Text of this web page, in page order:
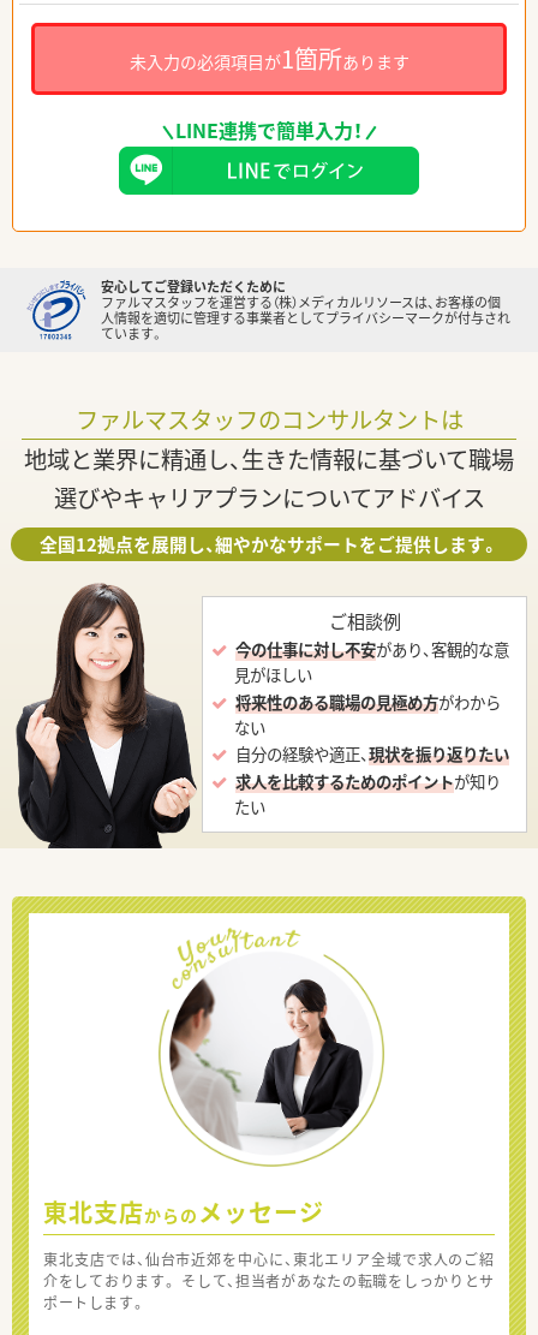
未入力の必須項目が1箇所あります
LINE連携で簡単入力！
安心してご登録いただくために
ファルマスタッフを運営する（株）メディカルリソースは、お客様の個
人情報を適切に管理する事業者としてプライバシーマークが付与され
ています。
ファルマスタッフのコンサルタントは
地域と業界に精通し、生きた情報に基づいて職場
選びやキャリアプランについてアドバイス
全国12拠点を展開し、細やかなサポートをご提供します。
ご相談例
今の仕事に対し不安があり、客観的な意
見がほしい
将来性のある職場の見極め方がわから
ない
自分の経験や適正、現状を振り返りたい
求人を比較するためのポイントが知り
たい
東北支店からの メッセージ
東北支店では、仙台市近郊を中心に、東北エリア全域で求人のご紹
介をしております。 そして、担当者があなたの転職をしっかりとサ
ポートします。